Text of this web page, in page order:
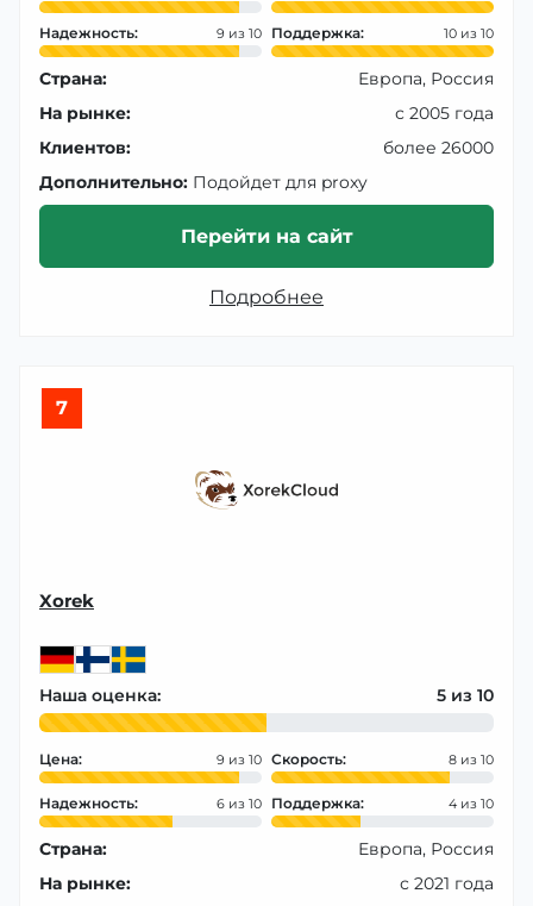
Надежность: 9 Поддержка: 10
Страна:
Европа, Россия
На рынке:
с 2005 года
Клиентов:
более 26000
Дополнительно: Подойдет для proxy
Перейти на сайт
Подробнее
7
Xorek
Наша оценка: 5
Цена: 9 Скорость: 8
Надежность: 6 Поддержка: 4
Страна:
Европа, Россия
На рынке:
с 2021 года